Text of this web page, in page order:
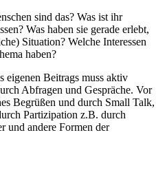
sind das? Was ist ihr
Was haben sie gerade erlebt,
Situation? Welche Interessen
haben?
eigenen Beitrags muss aktiv
Abfragen und Gespräche. Vor
Begrüßen und durch Small Talk,
Partizipation z.B. durch
und andere Formen der